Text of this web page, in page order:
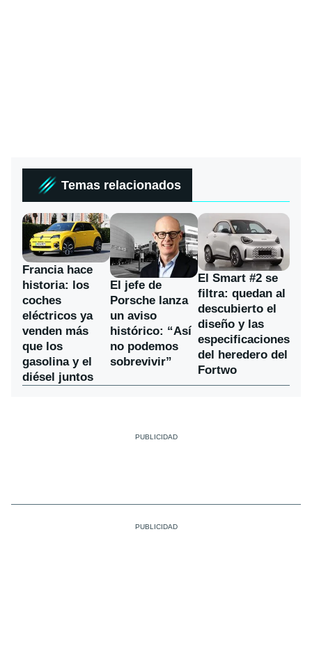
Temas relacionados
Francia hace
historia: los
coches
eléctricos ya
venden más
que los
gasolina y el
diésel juntos
El jefe de
Porsche lanza
un aviso
histórico: “Así
no podemos
sobrevivir”
El Smart #2 se
filtra: quedan al
descubierto el
diseño y las
especificaciones
del heredero del
Fortwo